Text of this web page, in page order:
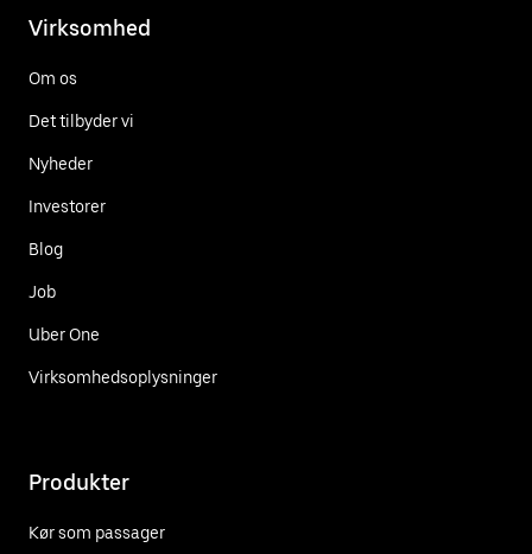
Virksomhed
Om os
Det tilbyder vi
Nyheder
Investorer
Blog
Job
Uber One
Virksomhedsoplysninger
Produkter
Kør som passager